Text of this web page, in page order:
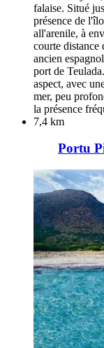
falaise. Situé
présence de
all'arenile, à
courte distance
ancien
port de
aspect, avec
mer, peu
la présence
7,4 km
Portu